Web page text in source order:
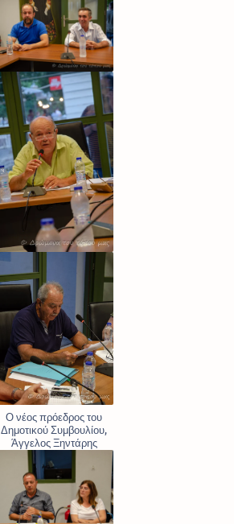
Ο νέος πρόεδρος του
Δημοτικού Συμβουλίου,
Άγγελος Ξηντάρης